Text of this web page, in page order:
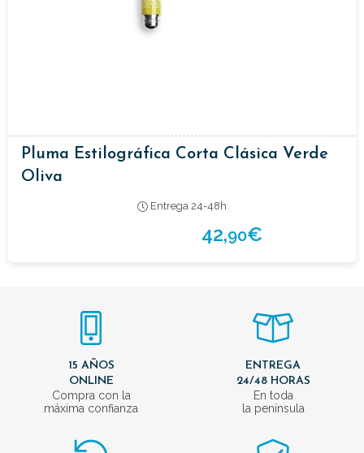
Pluma Estilográfica Corta Clásica Verde
Oliva
Entrega 24-48h
42,90€
15 AÑOS
ONLINE
Compra con la
máxima confianza
ENTREGA
24/48 HORAS
En toda
la península